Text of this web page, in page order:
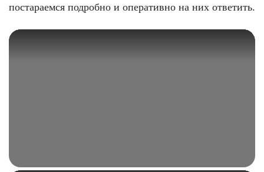
постараемся подробно и оперативно на них ответить.